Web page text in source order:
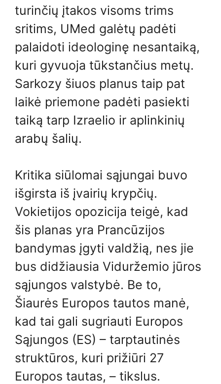
turinčių įtakos visoms trims
sritims, UMed galėtų padėti
palaidoti ideologinę nesantaiką,
kuri gyvuoja tūkstančius metų.
Sarkozy šiuos planus taip pat
laikė priemone padėti pasiekti
taiką tarp Izraelio ir aplinkinių
arabų šalių.
Kritika siūlomai sąjungai buvo
išgirsta iš įvairių krypčių.
Vokietijos opozicija teigė, kad
šis planas yra Prancūzijos
bandymas įgyti valdžią, nes jie
bus didžiausia Viduržemio jūros
sąjungos valstybė. Be to,
Šiaurės Europos tautos manė,
kad tai gali sugriauti Europos
Sąjungos (ES) – tarptautinės
struktūros, kuri prižiūri 27
Europos tautas, – tikslus.